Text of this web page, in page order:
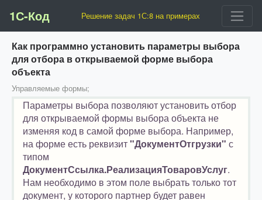
1С-Код Решение задач 1С:8 на примерах
Как программно установить параметры выбора
для отбора в открываемой форме выбора
объекта
Управляемые формы;
Параметры выбора позволяют установить отбор
для открываемой формы выбора объекта не
изменяя код в самой форме выбора. Например,
на форме есть реквизит"ДокументОтгрузки" с
типом
ДокументСсылка.РеализацияТоваровУслуг.
Нам необходимо в этом поле выбрать только тот
документ, у которого партнер будет равен